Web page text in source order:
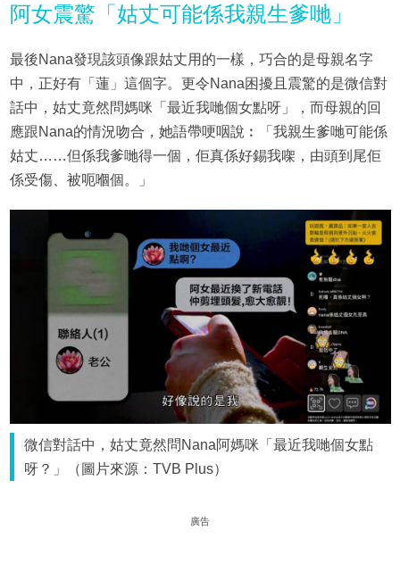
阿女震驚「姑丈可能係我親生爹哋」
最後Nana發現該頭像跟姑丈用的一樣，巧合的是母親名字
中，正好有「蓮」這個字。更令Nana困擾且震驚的是微信對
話中，姑丈竟然問媽咪「最近我哋個女點呀」，而母親的回
應跟Nana的情況吻合，她語帶哽咽說︰「我親生爹哋可能係
姑丈……但係我爹哋得一個，佢真係好錫我㗎，由頭到尾佢
係受傷、被呃嗰個。」
微信對話中，姑丈竟然問Nana阿媽咪「最近我哋個女點
呀？」（圖片來源：TVB Plus）
廣告